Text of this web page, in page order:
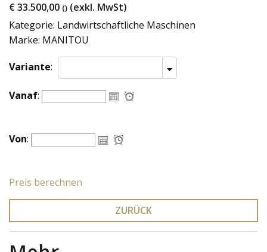
€ 33.500,00 () (exkl. MwSt)
Kategorie: Landwirtschaftliche Maschinen
Marke: MANITOU
Variante:
Vanaf:
Von:
Preis berechnen
ZURÜCK